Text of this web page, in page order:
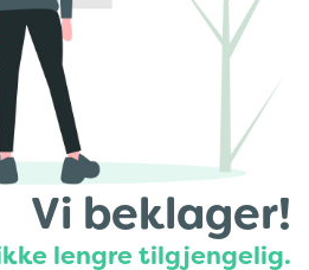
Vi beklager!
lengre tilgjengelig.